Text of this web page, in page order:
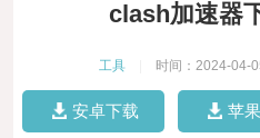
clash加速器
工具 时间：2024-04-
安卓下载 苹